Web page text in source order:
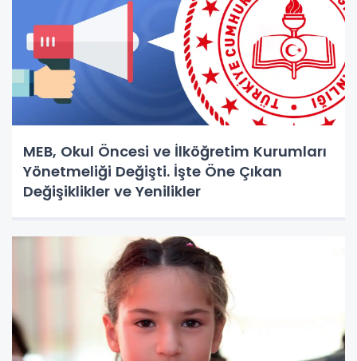
MEB, Okul Öncesi ve İlköğretim Kurumları
Yönetmeliği Değişti. İşte Öne Çıkan
Değişiklikler ve Yenilikler